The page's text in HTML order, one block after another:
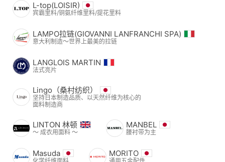
L-top(LOISIR)
宾霸里料/铜氨纤维里料/提花里料
LAMPO拉链(GIOVANNI LANFRANCHI SPA)
意大利制造～世界上最美的拉链
LANGLOIS MARTIN
法式亮片
Lingo（桑村纺织）
坚持日本制造品质、以天然纤维为核心的
面料制造商
LINTON 林顿
〜 成衣用面料 〜
MANBEL
腰衬带为主
Masuda MORITO